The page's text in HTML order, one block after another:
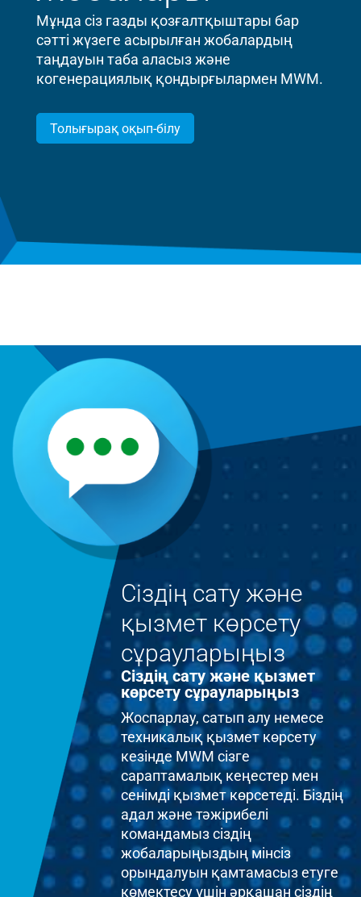
Мұнда сіз газды қозғалтқыштары бар
сәтті жүзеге асырылған жобалардың
таңдауын таба аласыз және
когенерациялық қондырғылармен MWM.
Толығырақ оқып-білу
Сіздің сату және
қызмет көрсету
сұрауларыңыз
Сіздің сату және қызмет
көрсету сұрауларыңыз
Жоспарлау, сатып алу немесе
техникалық қызмет көрсету
кезінде MWM сізге
сараптамалық кеңестер мен
сенімді қызмет көрсетеді. Біздің
адал және тәжірибелі
командамыз сіздің
жобаларыңыздың мінсіз
орындалуын қамтамасыз етуге
көмектесу үшін әрқашан сіздің